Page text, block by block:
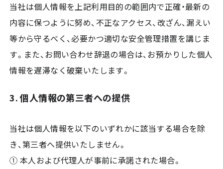
当社は個人情報を上記利用目的の範囲内で正確・最新の
内容に保つように努め、不正なアクセス、改ざん、漏えい
等から守るべく、必要かつ適切な安全管理措置を講じま
す。また、お問い合わせ辞退の場合は、お預かりした個人
情報を遅滞なく破棄いたします。
3. 個人情報の第三者への提供
当社は個人情報を以下のいずれかに該当する場合を除
き、第三者へ提供いたしません。
① 本人および代理人が事前に承諾された場合。